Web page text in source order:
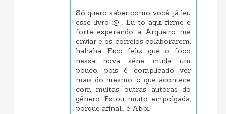
Só quero saber como você já leu
esse livro :@ . Eu to aqui firme e
forte esperando a Arqueiro me
enviar e os correios colaborarem,
hahaha. Fico feliz que o foco
nessa nova série muda um
pouco, pois é complicado ver
mais do mesmo, o que acontece
com muitas outras autoras do
gênero. Estou muito empolgada,
porque afinal... é Abbi.